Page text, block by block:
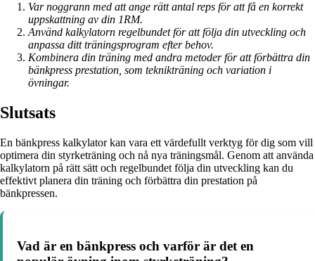
Var noggrann med att ange rätt antal reps för att få en korrekt
uppskattning av din 1RM.
Använd kalkylatorn regelbundet för att följa din utveckling och
anpassa ditt träningsprogram efter behov.
Kombinera din träning med andra metoder för att förbättra din
bänkpress prestation, som teknikträning och variation i
övningar.
Slutsats
En bänkpress kalkylator kan vara ett värdefullt verktyg för dig som vill
optimera din styrketräning och nå nya träningsmål. Genom att använda
kalkylatorn på rätt sätt och regelbundet följa din utveckling kan du
effektivt planera din träning och förbättra din prestation på
bänkpressen.
Vad är en bänkpress och varför är det en